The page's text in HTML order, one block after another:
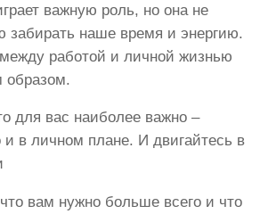
важную роль, но она не
забирать наше время и энергию.
работой и личной жизнью
образом.
для вас наиболее важно –
в личном плане. И двигайтесь в
вам нужно больше всего и что